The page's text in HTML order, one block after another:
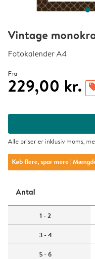
Vintage
Fotokalender A4
Fra
229,00 kr.
Alle priser er inklusiv moms,
Køb flere, spar mere|
Antal
1 - 2
3 - 4
5 - 6